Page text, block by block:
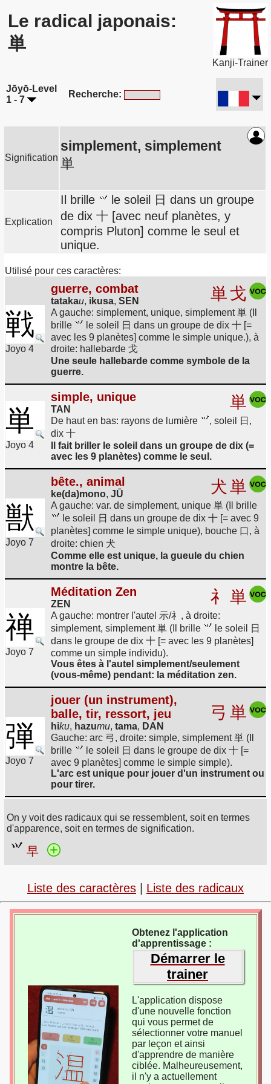
Le radical japonais:
単
Kanji-Trainer
Jōyō-Level
1 - 7
Recherche:
Signification
simplement, simplement
単
Explication
Il brille
le soleil 日 dans un groupe
de dix 十 [avec neuf planètes, y
compris Pluton] comme le seul et
unique.
Utilisé pour ces caractères:
戦
Joyo 4
guerre, combat
tatakau, ikusa, SEN 単戈
A gauche: simplement, unique, simplement 単 (Il
brille
le soleil 日 dans un groupe de dix 十 [=
avec les 9 planètes] comme le simple unique.), à
droite: hallebarde 戈
Une seule hallebarde comme symbole de la
guerre.
単
Joyo 4
simple, unique
TAN 単
De haut en bas: rayons de lumière
, soleil 日,
dix 十
Il fait briller le soleil dans un groupe de dix (=
avec les 9 planètes) comme le seul.
獣
Joyo 7
bête., animal
ke(da)mono, JŪ 犬単
A gauche: var. de simplement, unique 単 (Il brille
le soleil 日 dans un groupe de dix 十 [= avec 9
planètes] comme le simple unique), bouche 口, à
droite: chien 犬
Comme elle est unique, la gueule du chien
montre la bête.
禅
Joyo 7
Méditation Zen
ZEN 礻 単
A gauche: montrer l'autel 示/礻, à droite:
simplement, simplement 単 (Il brille
le soleil 日
dans le groupe de dix 十 [= avec les 9 planètes]
comme un simple individu).
Vous êtes à l'autel simplement/seulement
(vous-même) pendant: la méditation zen.
弾
Joyo 7
jouer (un instrument),
balle, tir, ressort, jeu
hiku, hazumu, tama, DAN
弓 単
Gauche: arc 弓, droite: simple, simplement 単 (Il
brille
le soleil 日 dans le groupe de dix 十 [=
avec 9 planètes] comme le simple simple).
L'arc est unique pour jouer d'un instrument ou
pour tirer.
On y voit des radicaux qui se ressemblent, soit en termes
d'apparence, soit en termes de signification.
早
Liste des caractères Liste des radicaux
Obtenez l'application
d'apprentissage :
Démarrer le
trainer
L'application dispose
d'une nouvelle fonction
qui vous permet de
sélectionner votre manuel
par leçon et ainsi
d'apprendre de manière
ciblée. Malheureusement,
il n'y a actuellement